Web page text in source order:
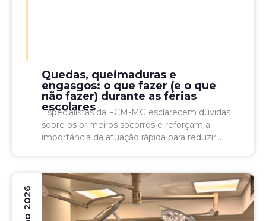
Quedas, queimaduras e
engasgos: o que fazer (e o que
não fazer) durante as férias
escolares
Especialistas da FCM-MG esclarecem dúvidas
sobre os primeiros socorros e reforçam a
importância da atuação rápida para reduzir